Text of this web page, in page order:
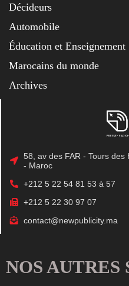
Décideurs
Automobile
Éducation et Enseignement
Marocains du monde
Archives
58, av des FAR - Tours
- Maroc
+212 5 22 54 81 53 à 57
+212 5 22 30 97 07
contact@newpublicity.ma
NOS AUTRES